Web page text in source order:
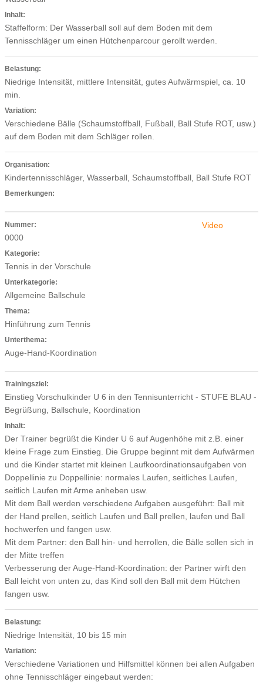
Inhalt:
Staffelform: Der Wasserball soll auf dem Boden mit dem
Tennisschläger um einen Hütchenparcour gerollt werden.
Belastung:
Niedrige Intensität, mittlere Intensität, gutes Aufwärmspiel, ca. 10
min.
Variation:
Verschiedene Bälle (Schaumstoffball, Fußball, Ball Stufe ROT, usw.)
auf dem Boden mit dem Schläger rollen.
Organisation:
Kindertennisschläger, Wasserball, Schaumstoffball, Ball Stufe ROT
Bemerkungen:
Nummer:
0000
Kategorie:
Tennis in der Vorschule
Unterkategorie:
Allgemeine Ballschule
Thema:
Hinführung zum Tennis
Unterthema:
Auge-Hand-Koordination
Video
Trainingsziel:
Einstieg Vorschulkinder U 6 in den Tennisunterricht - STUFE BLAU -
Begrüßung, Ballschule, Koordination
Inhalt:
Der Trainer begrüßt die Kinder U 6 auf Augenhöhe mit z.B. einer
kleine Frage zum Einstieg. Die Gruppe beginnt mit dem Aufwärmen
und die Kinder startet mit kleinen Laufkoordinationsaufgaben von
Doppellinie zu Doppellinie: normales Laufen, seitliches Laufen,
seitlich Laufen mit Arme anheben usw.
Mit dem Ball werden verschiedene Aufgaben ausgeführt: Ball mit
der Hand prellen, seitlich Laufen und Ball prellen, laufen und Ball
hochwerfen und fangen usw.
Mit dem Partner: den Ball hin- und herrollen, die Bälle sollen sich in
der Mitte treffen
Verbesserung der Auge-Hand-Koordination: der Partner wirft den
Ball leicht von unten zu, das Kind soll den Ball mit dem Hütchen
fangen usw.
Belastung:
Niedrige Intensität, 10 bis 15 min
Variation:
Verschiedene Variationen und Hilfsmittel können bei allen Aufgaben
ohne Tennisschläger eingebaut werden: